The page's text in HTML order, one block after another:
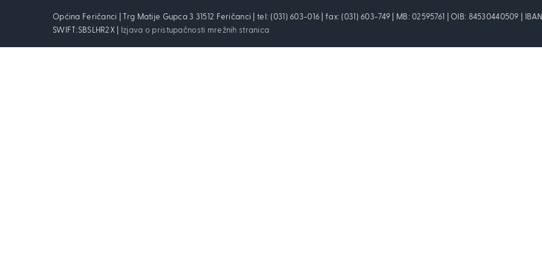
Općina Feričanci | Trg Matije Gupca 3 31512 Feričanci | tel: (031) 603-016 | fax: (031) 603-749 | MB: 02595761 | OIB: 84530440509 |
SWIFT:SBSLHR2X |
Izjava o pristupačnosti mrežnih stranica